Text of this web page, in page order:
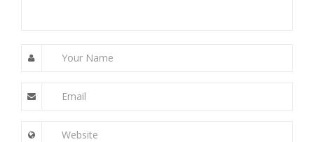
Your Name
Email
Website